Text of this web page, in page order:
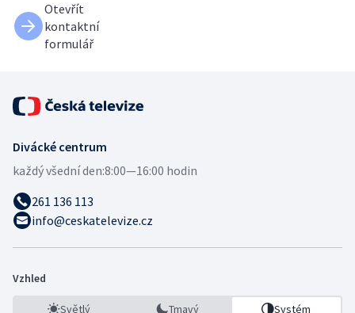
Otevřít
kontaktní
formulář
Divácké centrum
každý všední den:8:00—16:00 hodin
261 136 113
info@ceskatelevize.cz
Vzhled
Světlý Tmavý Systém